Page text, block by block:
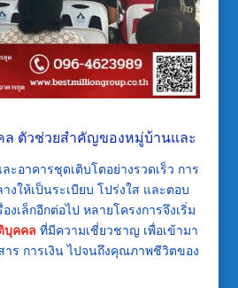
ตัวช่วยสำคัญของหมู่บ้านและ
อาคารชุดเติบโตอย่างรวดเร็ว การ
ให้เป็นระเบียบ โปร่งใส และตอบ
งเล็กอีกต่อไป หลายโครงการจึงเริ่ม
บุคคล ที่มีความเชี่ยวชาญ เพื่อเข้ามา
าร การเงิน ไปจนถึงคุณภาพชีวิตของ